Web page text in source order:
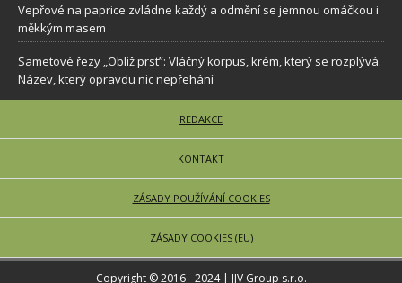
Vepřové na paprice zvládne každý a odmění se jemnou omáčkou i
měkkým masem
Sametové řezy „Obliž prst”: Vláčný korpus, krém, který se rozplývá.
Název, který opravdu nic nepřehání
REDAKCE
KONTAKT
ZÁSADY POUŽÍVÁNÍ COOKIES
ZÁSADY COOKIES (EU)
Copyright © 2016 - 2024 | JJV Group s.r.o.